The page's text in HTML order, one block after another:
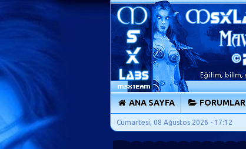
ANA SAYFA FORUMLAR
Cumartesi, 08 Ağustos 2026 - 17:12